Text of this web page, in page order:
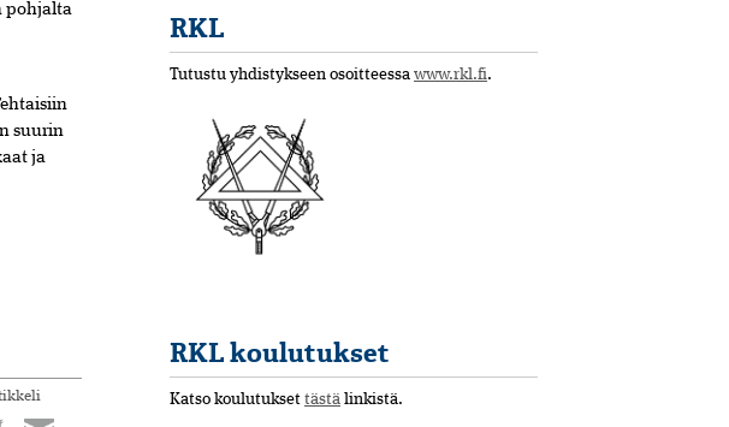
pohjalta
suurin
ja
RKL
Tutustu yhdistykseen osoitteessa www.rkl.fi.
RKL koulutukset
Katso koulutukset tästä linkistä.